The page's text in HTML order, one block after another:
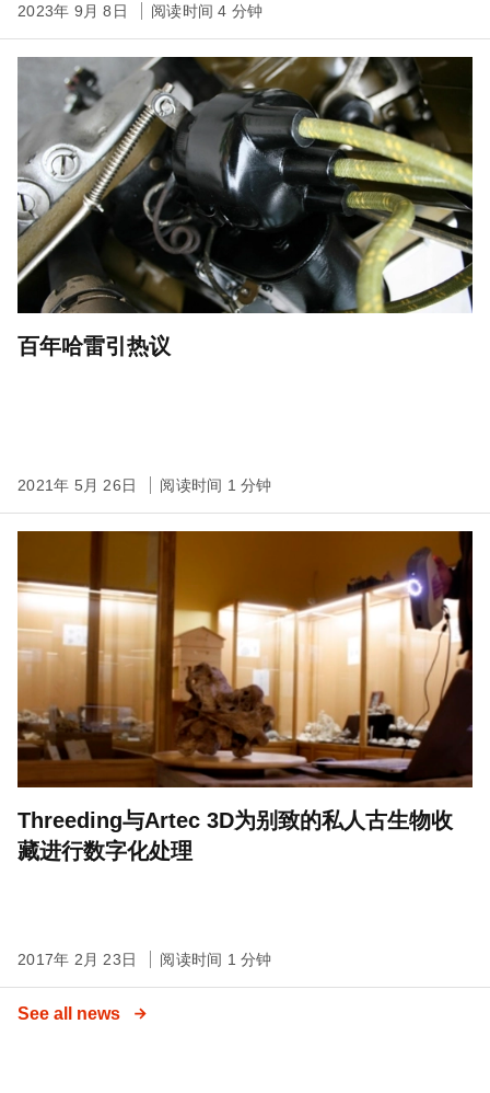
2023年 9月 8日 阅读时间 4 分钟
百年哈雷引热议
2021年 5月 26日 阅读时间 1 分钟
Threeding与Artec 3D为别致的私人古生物收
藏进行数字化处理
2017年 2月 23日 阅读时间 1 分钟
See all news